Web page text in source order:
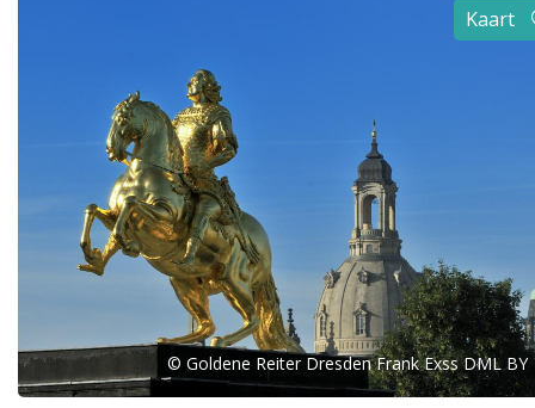
Phoenix
Dresden
Kaart
© Goldene Reiter Dresden Frank Exss DML BY